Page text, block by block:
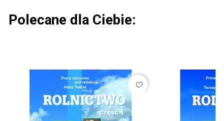
Polecane dla Ciebie:
favorite_border